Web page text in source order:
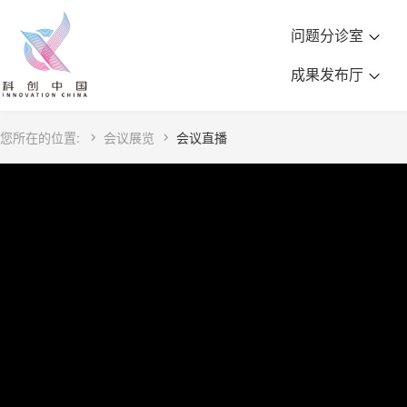
问题分诊室
成果发布厅
您所在的位置:  会议展览  会议直播